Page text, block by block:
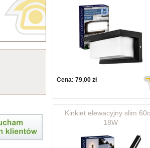
Cena: 79,00 zł
Kinkiet elewacyjny slim
18W